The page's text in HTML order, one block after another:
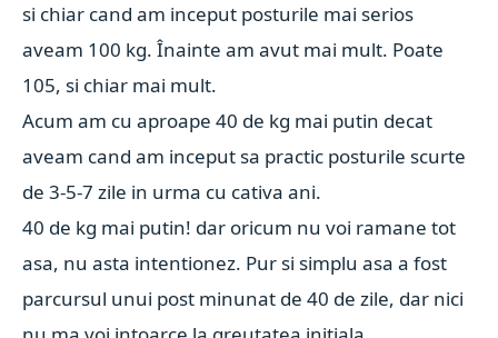
si chiar cand am inceput posturile mai serios
aveam 100 kg. Înainte am avut mai mult. Poate
105, si chiar mai mult.
Acum am cu aproape 40 de kg mai putin decat
aveam cand am inceput sa practic posturile scurte
de 3-5-7 zile in urma cu cativa ani.
40 de kg mai putin! dar oricum nu voi ramane tot
asa, nu asta intentionez. Pur si simplu asa a fost
parcursul unui post minunat de 40 de zile, dar nici